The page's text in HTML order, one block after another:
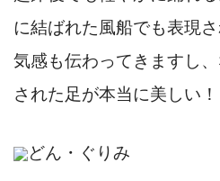
に結ばれた風船でも表現
気感も伝わってきますし
された足が本当に美しい！
どん・ぐりみ